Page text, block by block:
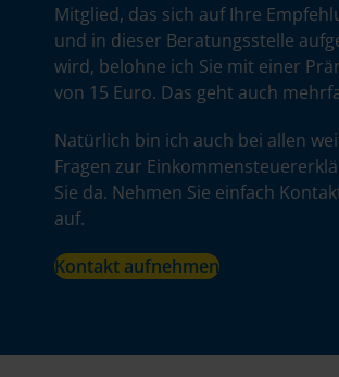
Mitglied, das sich auf Ihre
und in dieser Beratungsstelle
wird, belohne ich Sie mit einer
von 15 Euro. Das geht auch
Natürlich bin ich auch bei allen
Fragen zur
Sie da. Nehmen Sie einfach
auf.
Kontakt aufnehmen